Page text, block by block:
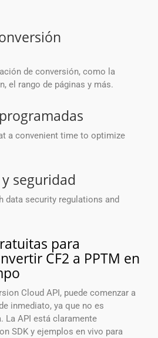
de conversión, como la
el rango de páginas y más.
a convenient time to optimize
seguridad
data security regulations and
para
CF2 a PPTM en
Cloud API, puede comenzar a
inmediato, ya que no es
La API está claramente
SDK y ejemplos en vivo para